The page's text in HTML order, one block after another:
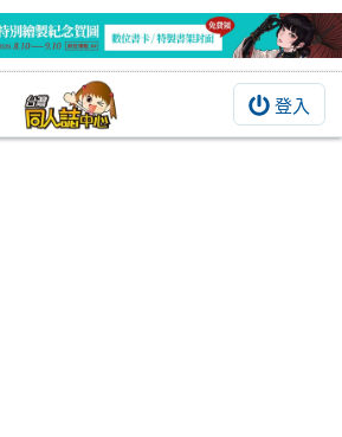
登入
倉庫